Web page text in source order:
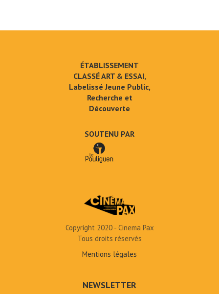
ÉTABLISSEMENT
CLASSÉ ART & ESSAI,
Labelissé Jeune Public,
Recherche et
Découverte
SOUTENU PAR
Copyright 2020 - Cinema Pax
Tous droits réservés
Mentions légales
NEWSLETTER